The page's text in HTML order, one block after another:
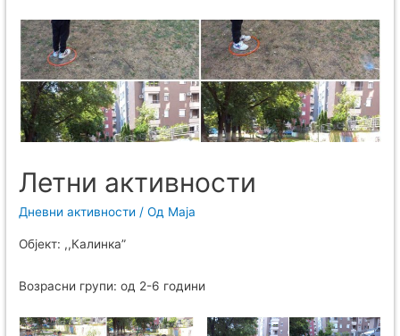
Летни активности
Дневни активности / Од Maja
Објект: ,,Калинка”
Возрасни групи: од 2-6 години